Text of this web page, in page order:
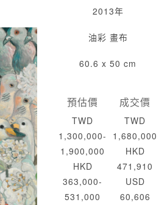
2013年
油彩 畫布
60.6 x 50 cm
預估價
TWD
1,300,000-
1,900,000
HKD
363,000-
531,000
成交價
TWD
1,680,000
HKD
471,910
USD
60,606